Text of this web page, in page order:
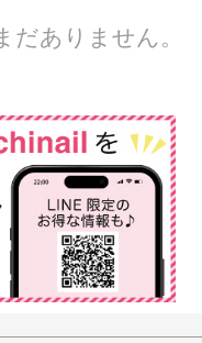
ありません。